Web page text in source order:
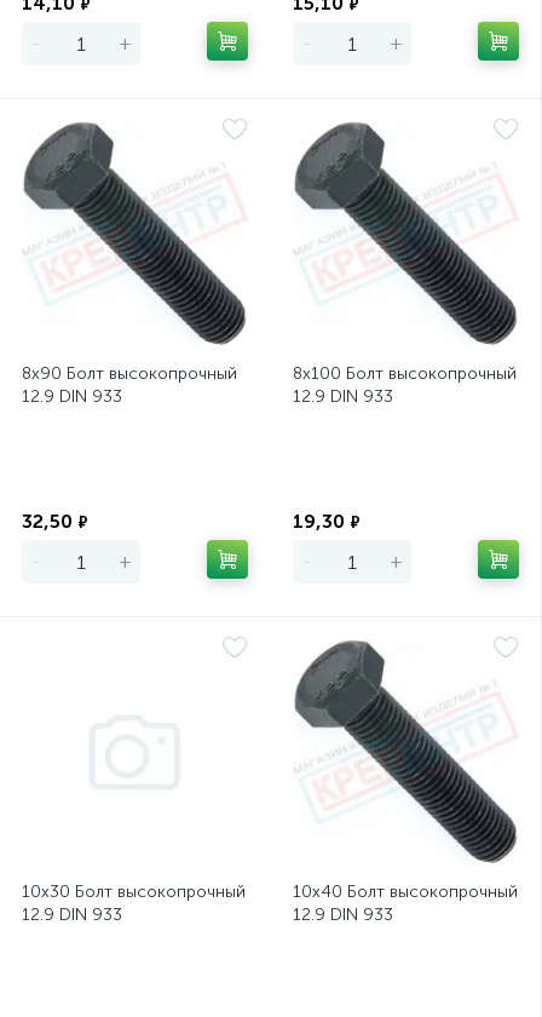
₽
- +
₽
- +
8х90 Болт высокопрочный
12.9 DIN 933
32,50 ₽
- +
8х100 Болт высокопрочный
12.9 DIN 933
19,30 ₽
- +
10х30 Болт высокопрочный
12.9 DIN 933
10х40 Болт высокопрочный
12.9 DIN 933